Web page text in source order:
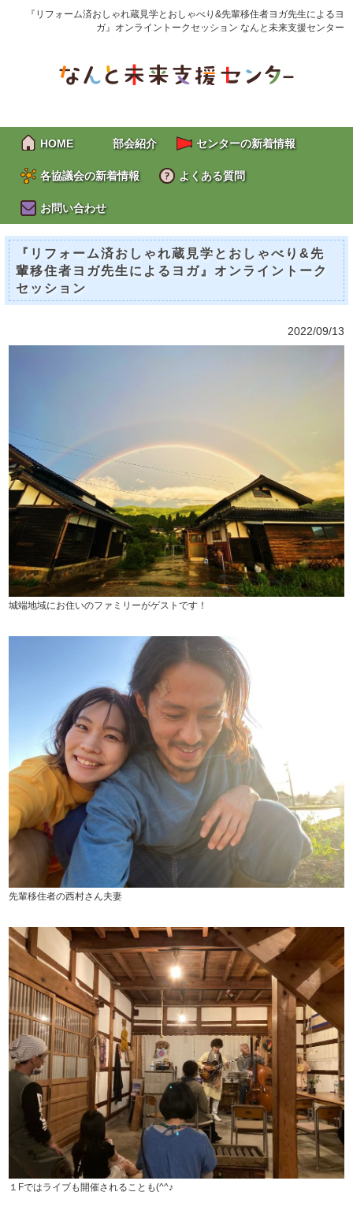
『リフォーム済おしゃれ蔵見学とおしゃべり&先輩移住者ヨガ先生によるヨ
ガ』オンライントークセッション なんと未来支援センター
HOME 部会紹介 センターの新着情報
各協議会の新着情報 よくある質問
お問い合わせ
『リフォーム済おしゃれ蔵見学とおしゃべり&先
輩移住者ヨガ先生によるヨガ』オンライントーク
セッション
2022/09/13
城端地域にお住いのファミリーがゲストです！
先輩移住者の西村さん夫妻
１Fではライブも開催されることも(^^♪